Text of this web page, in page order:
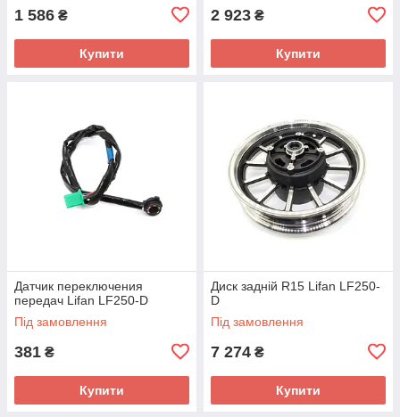
1 586 ₴
Купити
2 923 ₴
Купити
Датчик переключения
передач Lifan LF250-D
Під замовлення
381 ₴
Купити
Диск задній R15 Lifan LF250-
D
Під замовлення
7 274 ₴
Купити